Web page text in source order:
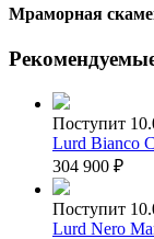
Мраморная
Поступит
Lurd Bianco
304 900 ₽
Поступит
Lurd Nero